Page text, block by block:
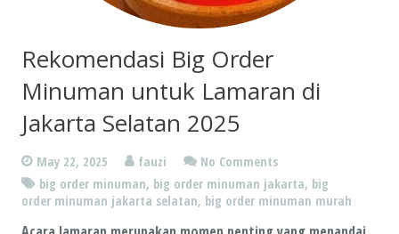
Rekomendasi Big Order
Minuman untuk Lamaran di
Jakarta Selatan 2025
May 22, 2025 fauzi
No Comments
big order minuman, big order minuman jakarta, big
order minuman jakarta selatan, big order minuman murah